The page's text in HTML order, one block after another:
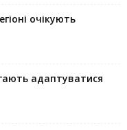
очікують
адаптуватися